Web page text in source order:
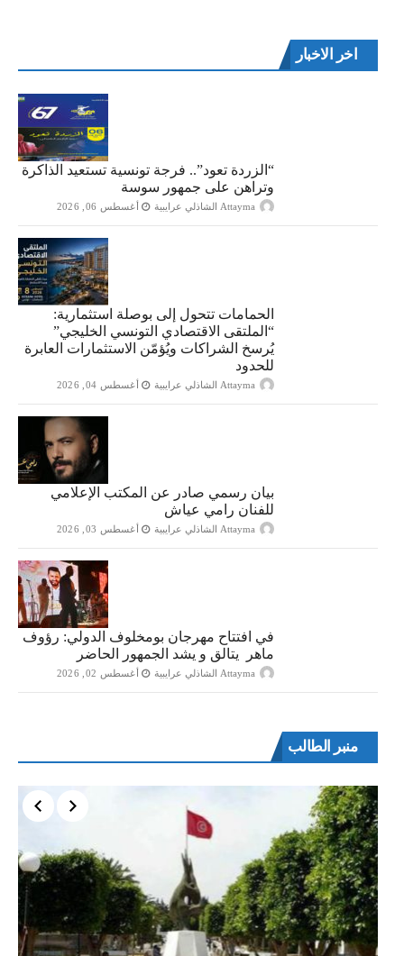
اخر الاخبار
“الزردة تعود”.. فرجة تونسية تستعيد الذاكرة
وتراهن على جمهور سوسة
Attayma الشاذلي عرايبية أغسطس 06, 2026
الحمامات تتحول إلى بوصلة استثمارية:
“الملتقى الاقتصادي التونسي الخليجي”
يُرسخ الشراكات ويُؤمّن الاستثمارات العابرة
للحدود
Attayma الشاذلي عرايبية أغسطس 04, 2026
بيان رسمي صادر عن المكتب الإعلامي
للفنان رامي عياش
Attayma الشاذلي عرايبية أغسطس 03, 2026
في افتتاح مهرجان بومخلوف الدولي: رؤوف
ماهر يتالق و يشد الجمهور الحاضر
Attayma الشاذلي عرايبية أغسطس 02, 2026
منبر الطالب